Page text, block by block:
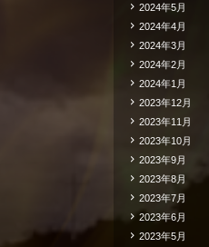
2024年5月
2024年4月
2024年3月
2024年2月
2024年1月
2023年12月
2023年11月
2023年10月
2023年9月
2023年8月
2023年7月
2023年6月
2023年5月